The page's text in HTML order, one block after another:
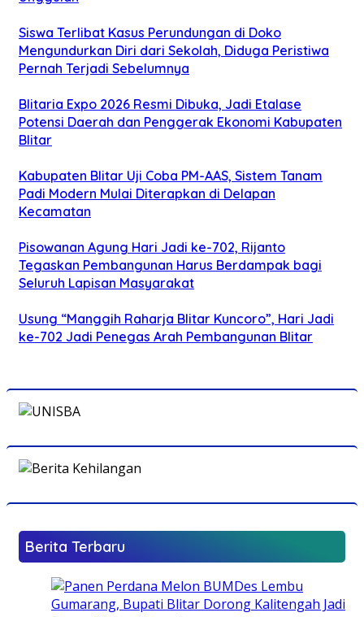
Siswa Terlibat Kasus Perundungan di Doko
Mengundurkan Diri dari Sekolah, Diduga Peristiwa
Pernah Terjadi Sebelumnya
Blitaria Expo 2026 Resmi Dibuka, Jadi Etalase
Potensi Daerah dan Penggerak Ekonomi Kabupaten
Blitar
Kabupaten Blitar Uji Coba PM-AAS, Sistem Tanam
Padi Modern Mulai Diterapkan di Delapan
Kecamatan
Pisowanan Agung Hari Jadi ke-702, Rijanto
Tegaskan Pembangunan Harus Berdampak bagi
Seluruh Lapisan Masyarakat
Usung “Manggih Raharja Blitar Kuncoro”, Hari Jadi
ke-702 Jadi Penegas Arah Pembangunan Blitar
Berita Terbaru